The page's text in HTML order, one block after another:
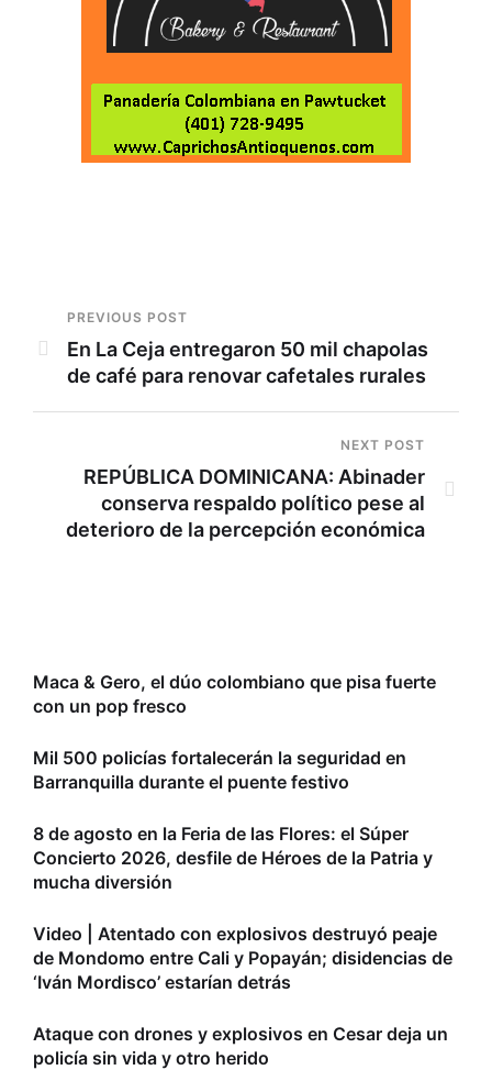
PREVIOUS POST
En La Ceja entregaron 50 mil chapolas
de café para renovar cafetales rurales
NEXT POST
REPÚBLICA DOMINICANA: Abinader
conserva respaldo político pese al
deterioro de la percepción económica
Maca & Gero, el dúo colombiano que pisa fuerte
con un pop fresco
Mil 500 policías fortalecerán la seguridad en
Barranquilla durante el puente festivo
8 de agosto en la Feria de las Flores: el Súper
Concierto 2026, desfile de Héroes de la Patria y
mucha diversión
Video | Atentado con explosivos destruyó peaje
de Mondomo entre Cali y Popayán; disidencias de
‘Iván Mordisco’ estarían detrás
Ataque con drones y explosivos en Cesar deja un
policía sin vida y otro herido